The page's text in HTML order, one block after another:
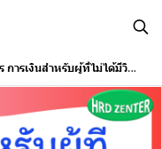
ผู้ที่ไม่ได้มีวิชาด้านการเงิน (Finance for Non-Finance Professionals)